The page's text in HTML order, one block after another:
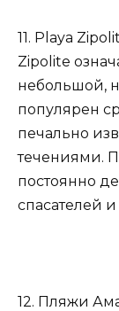
11. Playa
Zipolite
небольшой,
популярен
печально
течениями.
постоянно
спасателей
12. Пляжи